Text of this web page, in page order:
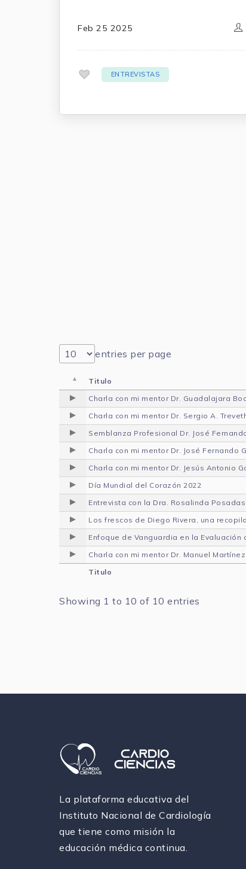
anecdóticos
Feb 25 2025
ENTREVISTAS
entries per page
Titulo
Charla con mi mentor Dr. Guadalajara
Charla con mi mentor Dr. Sergio A.
Semblanza Profesional Dr. José
Charla con mi mentor Dr. José Fernando
Charla con mi mentor Dr. Jesús Antonio
Día Mundial del Corazón 2022
Entrevista con la Dra. Rosalinda
Los frescos de Diego Rivera, una
Enfoque de Vanguardia en la Evaluación
Charla con mi mentor Dr. Manuel
Titulo
Showing 1 to 10 of 10 entries
La plataforma educativa del
Instituto Nacional de Cardiología
que tiene como misión la
educación médica continua.